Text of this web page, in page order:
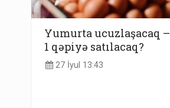
Yumurta ucuzlaşacaq –
1 qəpiyə satılacaq?
27 İyul 13:43